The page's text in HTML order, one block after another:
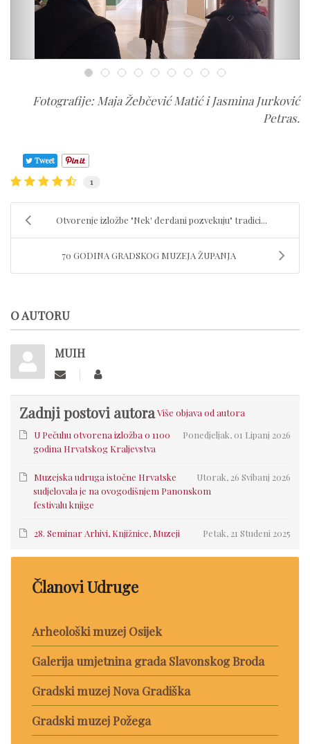
Fotografije: Maja Žebčević Matić i Jasmina Jurković
Petras.
Tweet
1
Otvorenje izložbe "Nek' đerdani pozvekuju" tradici...
70 GODINA GRADSKOG MUZEJA ŽUPANJA
O AUTORU
MUIH
Zadnji postovi autoraViše objava od autora
Ponedjeljak, 01 Lipanj 2026
U Pečuhu otvorena izložba o 1100
godina Hrvatskog Kraljevstva
Utorak, 26 Svibanj 2026
Muzejska udruga istočne Hrvatske
sudjelovala je na ovogodišnjem Panonskom
festivalu knjige
Petak, 21 Studeni 2025
28. Seminar Arhivi, Knjižnice, Muzeji
Članovi Udruge
Arheološki muzej Osijek
Galerija umjetnina grada Slavonskog Broda
Gradski muzej Nova Gradiška
Gradski muzej Požega